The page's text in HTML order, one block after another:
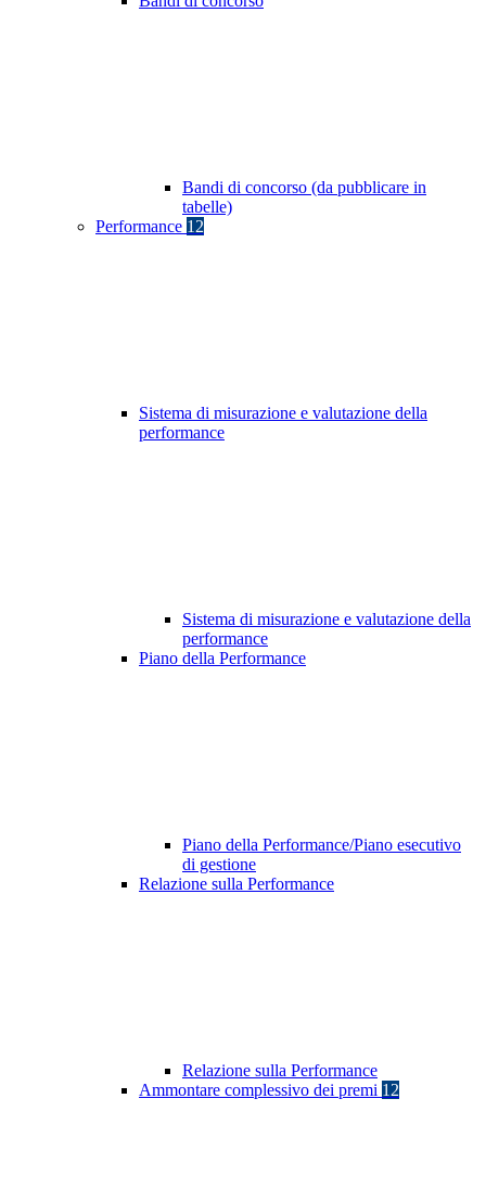
Bandi di concorso (da pubblicare in
tabelle)
Performance 12
Sistema di misurazione e valutazione della
performance
Sistema di misurazione e valutazione della
performance
Piano della Performance
Piano della Performance/Piano esecutivo
di gestione
Relazione sulla Performance
Relazione sulla Performance
Ammontare complessivo dei premi 12